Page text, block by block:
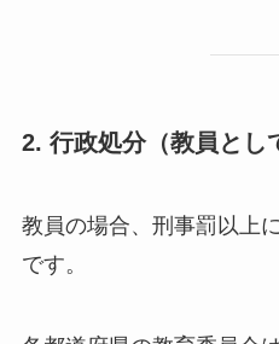
2. 行政処分（教員とし
教員の場合、刑事罰以上
です。